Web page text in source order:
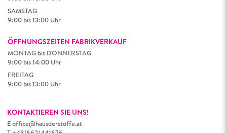
SAMSTAG
9:00 bis 13:00 Uhr
ÖFFNUNGSZEITEN FABRIKVERKAUF
MONTAG bis DONNERSTAG
9:00 bis 14:00 Uhr
FREITAG
9:00 bis 13:00 Uhr
KONTAKTIEREN SIE UNS!
Eoffice@hausderstoffe.at